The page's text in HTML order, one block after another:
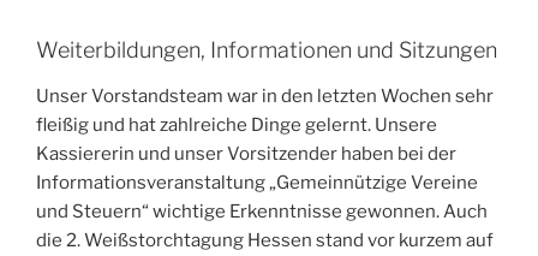
Weiterbildungen, Informationen und Sitzungen
Unser Vorstandsteam war in den letzten Wochen sehr
fleißig und hat zahlreiche Dinge gelernt. Unsere
Kassiererin und unser Vorsitzender haben bei der
Informationsveranstaltung „Gemeinnützige Vereine
und Steuern“ wichtige Erkenntnisse gewonnen. Auch
die 2. Weißstorchtagung Hessen stand vor kurzem auf